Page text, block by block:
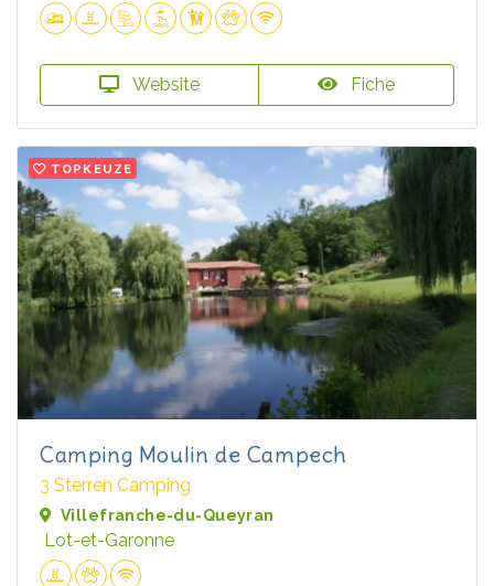
Website Fiche
TOPKEUZE
Camping Moulin de Campech
3 Sterren Camping
Villefranche-du-Queyran
Lot-et-Garonne